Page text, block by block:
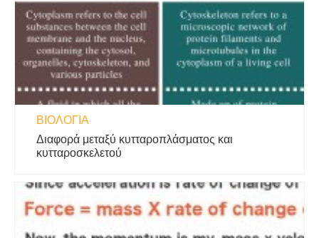
ΒΙΟΛΟΓΊΑ
Διαφορά μεταξύ κυτταροπλάσματος και
κυτταροσκελετού